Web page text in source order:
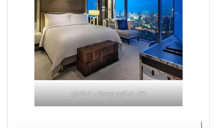
هتل هیلتون بومونتی استانبول